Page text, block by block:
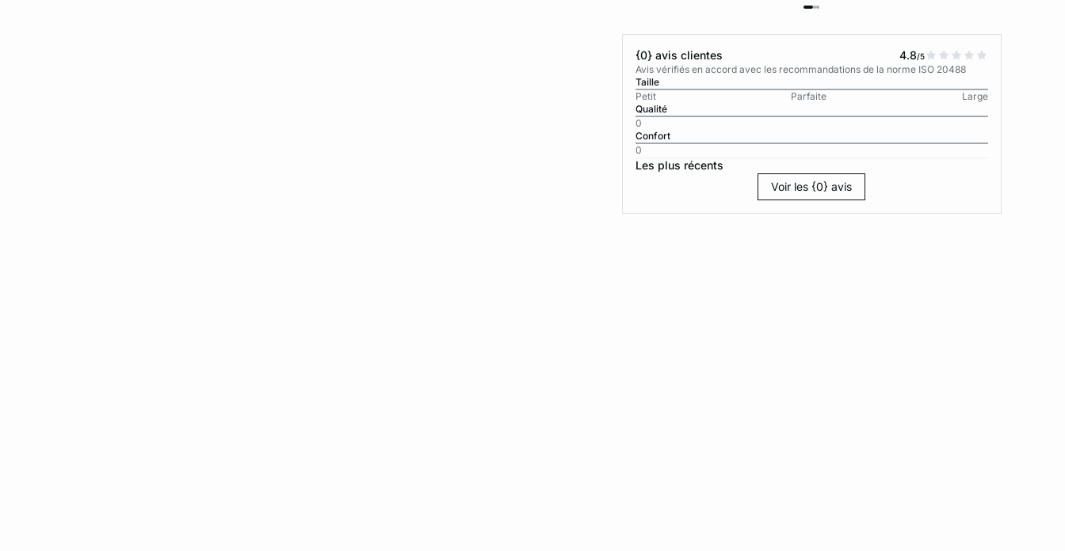
{0} avis clientes 4.8/5
Avis vérifiés en accord avec les recommandations de la norme ISO 20488
Taille
Petit
Parfaite
Large
Qualité
0
Confort
0
Les plus récents
Voir les {0} avis